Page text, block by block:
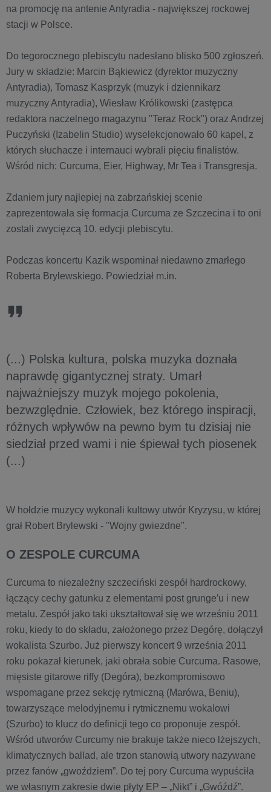
na promocję na antenie Antyradia - największej rockowej
stacji w Polsce.
Do tegorocznego plebiscytu nadesłano blisko 500 zgłoszeń.
Jury w składzie: Marcin Bąkiewicz (dyrektor muzyczny
Antyradia), Tomasz Kasprzyk (muzyk i dziennikarz
muzyczny Antyradia), Wiesław Królikowski (zastępca
redaktora naczelnego magazynu "Teraz Rock") oraz Andrzej
Puczyński (Izabelin Studio) wyselekcjonowało 60 kapel, z
których słuchacze i internauci wybrali pięciu finalistów.
Wśród nich: Curcuma, Eier, Highway, Mr Tea i Transgresja.
Zdaniem jury najlepiej na zabrzańskiej scenie
zaprezentowała się formacja Curcuma ze Szczecina i to oni
zostali zwycięzcą 10. edycji plebiscytu.
Podczas koncertu Kazik wspominał niedawno zmarłego
Roberta Brylewskiego. Powiedział m.in.
(...) Polska kultura, polska muzyka doznała
naprawdę gigantycznej straty. Umarł
najważniejszy muzyk mojego pokolenia,
bezwzględnie. Człowiek, bez którego inspiracji,
różnych wpływów na pewno bym tu dzisiaj nie
siedział przed wami i nie śpiewał tych piosenek
(...)
W hołdzie muzycy wykonali kultowy utwór Kryzysu, w której
grał Robert Brylewski - "Wojny gwiezdne".
O ZESPOLE CURCUMA
Curcuma to niezależny szczeciński zespół hardrockowy,
łączący cechy gatunku z elementami post grunge′u i new
metalu. Zespół jako taki ukształtował się we wrześniu 2011
roku, kiedy to do składu, założonego przez Degórę, dołączył
wokalista Szurbo. Już pierwszy koncert 9 września 2011
roku pokazał kierunek, jaki obrała sobie Curcuma. Rasowe,
mięsiste gitarowe riffy (Degóra), bezkompromisowo
wspomagane przez sekcję rytmiczną (Marówa, Beniu),
towarzyszące melodyjnemu i rytmicznemu wokalowi
(Szurbo) to klucz do definicji tego co proponuje zespół.
Wśród utworów Curcumy nie brakuje także nieco lżejszych,
klimatycznych ballad, ale trzon stanowią utwory nazywane
przez fanów „gwoździem”. Do tej pory Curcuma wypuściła
we własnym zakresie dwie płyty EP – „Nikt” i „Gwóźdź”.